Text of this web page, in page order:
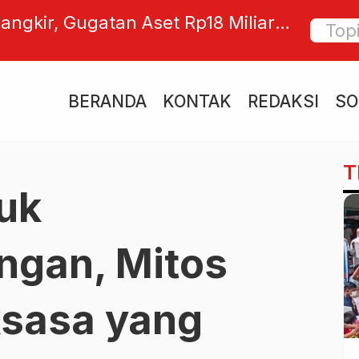
Gugatan Aset Rp18 Miliar
AWDI
BERANDA KONTAK REDAKSI
Mitos
yang